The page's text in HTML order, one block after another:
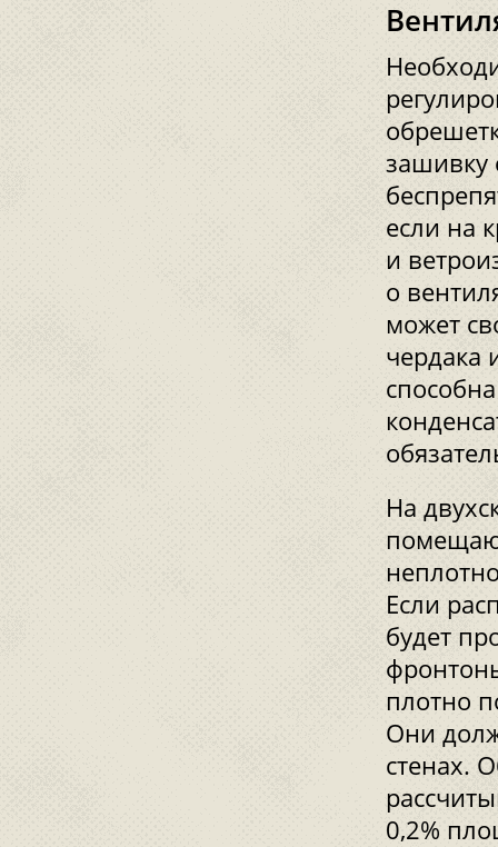
зашивку
если на
и
о
может
чердака
На
Если
будет
плотно
Они
стенах.
0,2%